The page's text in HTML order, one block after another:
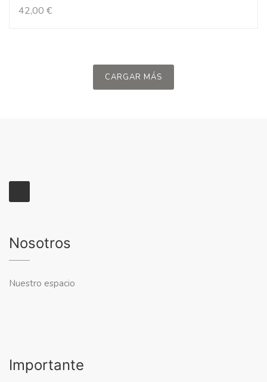
42,00 €
CARGAR MÁS
Nosotros
Nuestro espacio
Importante